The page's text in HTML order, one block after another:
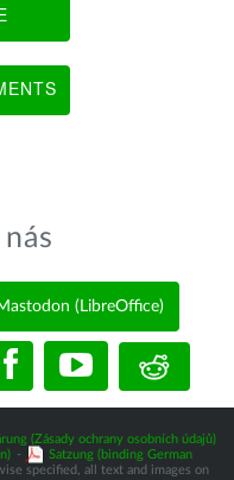
(LibreOffice)
(Zásady ochrany osobních údajů)
-
Satzung (binding German
specified, all text and images on